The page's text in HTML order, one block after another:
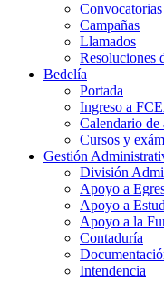
Convocatorias
Campañas
Llamados
Resoluciones
Bedelía
Portada
Ingreso a
Calendario de
Cursos y
Gestión
División
Apoyo a
Apoyo a
Apoyo a la
Contaduría
Intendencia